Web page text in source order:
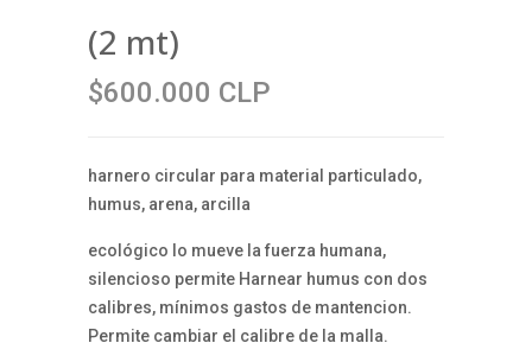
(2 mt)
$600.000 CLP
harnero circular para material particulado,
humus, arena, arcilla
ecológico lo mueve la fuerza humana,
silencioso permite Harnear humus con dos
calibres, mínimos gastos de mantencion.
Permite cambiar el calibre de la malla.